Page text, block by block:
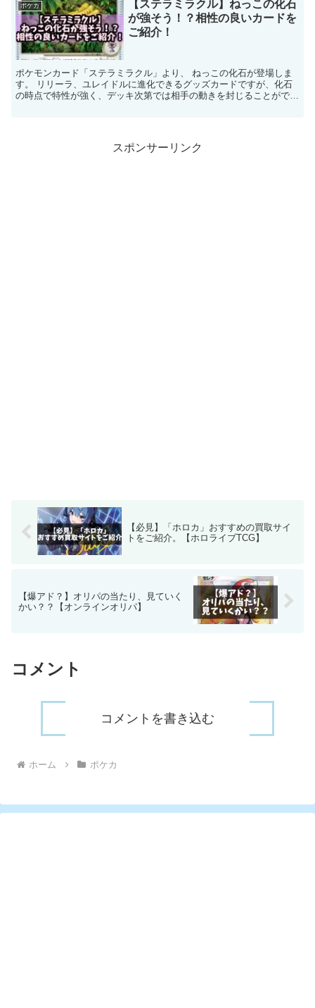
ポケカ
【ステラミラクル】ねっこの化石
が強そう！？相性の良いカードを
ご紹介！
ポケモンカード「ステラミラクル」より、 ねっこの化石が登場しま
す。 リリーラ、ユレイドルに進化できるグッズカードですが、化石
の時点で特性が強く、デッキ次第では相手の動きを封じることができ
スポンサーリンク
【必見】「ホロカ」おすすめの買取サイ
トをご紹介。【ホロライブTCG】
【爆アド？】オリパの当たり、見ていく
かい？？【オンラインオリパ】
コメント
コメントを書き込む
ホーム ポケカ